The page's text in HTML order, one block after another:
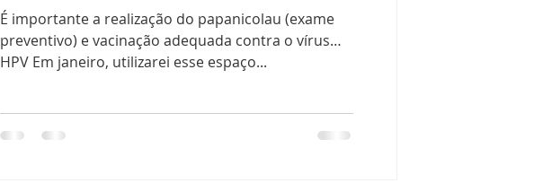
É importante a realização do papanicolau (exame
preventivo) e vacinação adequada contra o vírus
HPV Em janeiro, utilizarei esse espaço...